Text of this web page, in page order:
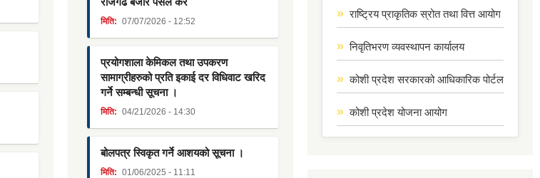
मिति: 07/07/2026 - 12:52
प्रयोगशाला केमिकल तथा उपकरण
सामाग्रीहरुको प्रति इकाई दर विधिवाट खरिद
गर्ने सम्बन्धी सूचना ।
मिति: 04/21/2026 - 14:30
बोलपत्र स्विकृत गर्ने आशयको सूचना ।
मिति: 01/06/2025 - 11:11
राष्ट्रिय प्राकृतिक स्रोत तथा वित्त आयोग
निवृतिभरण व्यवस्थापन कार्यालय
कोशी प्रदेश सरकारको आधिकारिक पोर्टल
कोशी प्रदेश योजना आयोग